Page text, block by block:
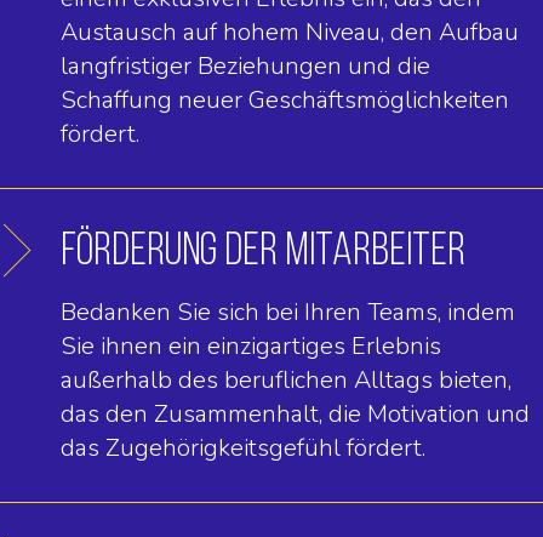
Austausch auf hohem Niveau, den Aufbau
langfristiger Beziehungen und die
Schaffung neuer Geschäftsmöglichkeiten
fördert.
FÖRDERUNG DER MITARBEITER
Bedanken Sie sich bei Ihren Teams, indem
Sie ihnen ein einzigartiges Erlebnis
außerhalb des beruflichen Alltags bieten,
das den Zusammenhalt, die Motivation und
das Zugehörigkeitsgefühl fördert.